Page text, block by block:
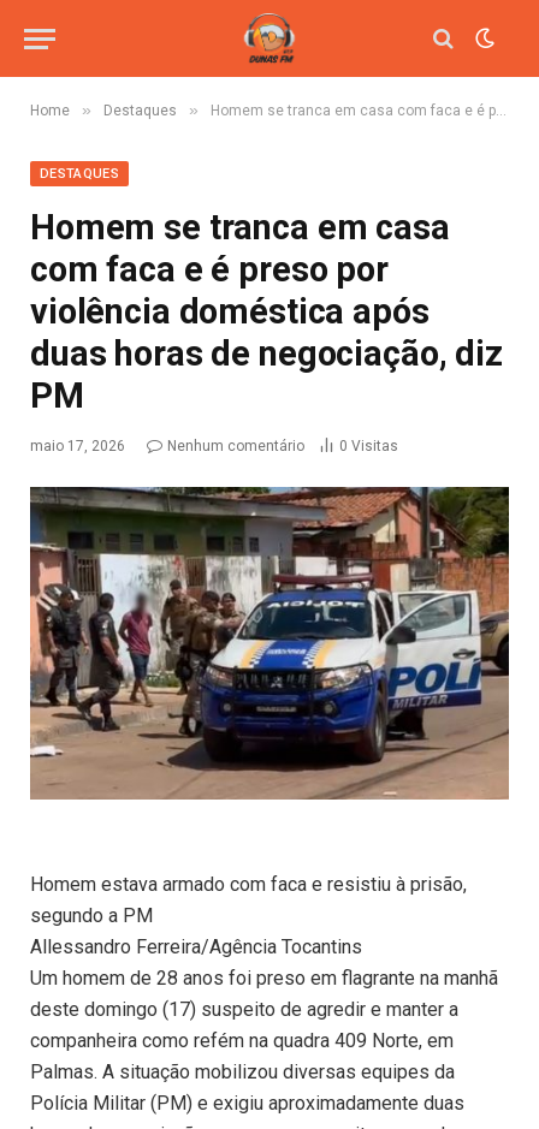
Home » Destaques » Homem se tranca em casa com faca e é preso por violência doméstica após duas horas de negociação, diz PM
DESTAQUES
Homem se tranca em casa
com faca e é preso por
violência doméstica após
duas horas de negociação, diz
PM
maio 17, 2026 Nenhum comentário 0 Visitas
Homem estava armado com faca e resistiu à prisão,
segundo a PM
Allessandro Ferreira/Agência Tocantins
Um homem de 28 anos foi preso em flagrante na manhã
deste domingo (17) suspeito de agredir e manter a
companheira como refém na quadra 409 Norte, em
Palmas. A situação mobilizou diversas equipes da
Polícia Militar (PM) e exigiu aproximadamente duas